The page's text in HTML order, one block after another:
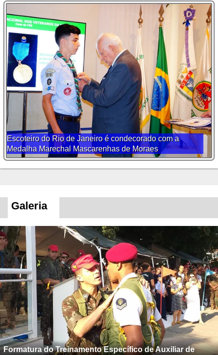
Escoteiro do Rio de Janeiro é condecorado com a
Medalha Marechal Mascarenhas de Moraes
Galeria
Formatura do Treinamento Específico de Auxiliar de